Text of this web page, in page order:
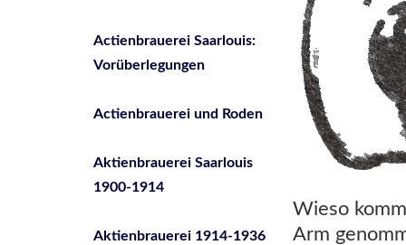
Actienbrauerei Saarlouis:
Vorüberlegungen
Actienbrauerei und Roden
Aktienbrauerei Saarlouis
1900-1914
Aktienbrauerei 1914-1936
Wieso
Arm